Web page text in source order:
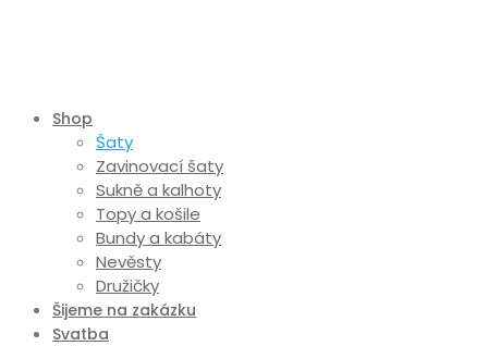
Shop
Šaty
Zavinovací šaty
Sukně a kalhoty
Topy a košile
Bundy a kabáty
Nevěsty
Družičky
Šijeme na zakázku
Svatba